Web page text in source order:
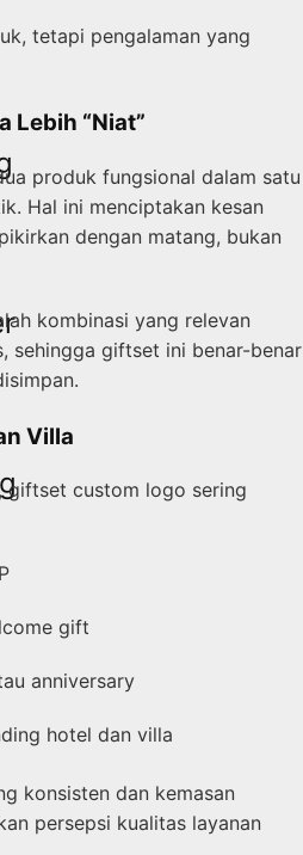
tetapi pengalaman yang
Lebih “Niat”
produk fungsional dalam satu
Hal ini menciptakan kesan
dengan matang, bukan
kombinasi yang relevan
sehingga giftset ini benar-benar
Villa
giftset custom logo sering
gift
anniversary
hotel dan villa
konsisten dan kemasan
persepsi kualitas layanan